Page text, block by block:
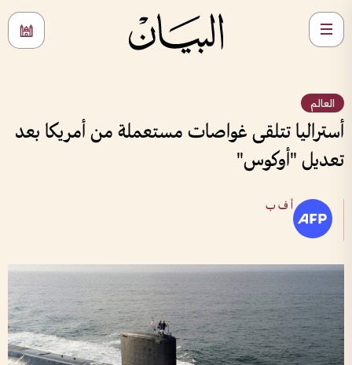
العالم
أستراليا تتلقى غواصات مستعملة من أمريكا بعد
تعديل "أوكوس"
أ ف ب